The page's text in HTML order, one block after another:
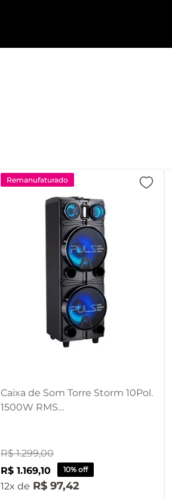
Remanufaturado
Caixa de Som Torre Storm 10Pol.
1500W RMS
R$ 1.299,00
R$ 1.169,10 10% off
12 R$ 97,42